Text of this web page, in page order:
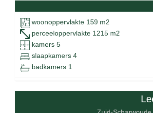
woonoppervlakte 159 m2
perceeloppervlakte 1215 m2
kamers 5
slaapkamers 4
badkamers 1